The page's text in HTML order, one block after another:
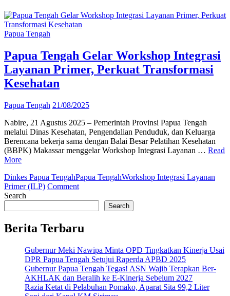
Papua Tengah
Papua Tengah Gelar Workshop Integrasi
Layanan Primer, Perkuat Transformasi
Kesehatan
Papua Tengah 21/08/2025
Nabire, 21 Agustus 2025 – Pemerintah Provinsi Papua Tengah
melalui Dinas Kesehatan, Pengendalian Penduduk, dan Keluarga
Berencana bekerja sama dengan Balai Besar Pelatihan Kesehatan
(BBPK) Makassar menggelar Workshop Integrasi Layanan … Read
More
Dinkes Papua TengahPapua TengahWorkshop Integrasi Layanan
Primer (ILP) Commenton
Gelar
Integrasi
Primer,
Perkuat
Transformasi
Kesehatan
Search
Search
Berita Terbaru
Gubernur Meki Nawipa Minta OPD Tingkatkan Kinerja Usai
DPR Papua Tengah Setujui Raperda APBD 2025
Gubernur Papua Tengah Tegas! ASN Wajib Terapkan Ber-
AKHLAK dan Beralih ke E-Kinerja Sebelum 2027
Razia Ketat di Pelabuhan Pomako, Aparat Sita 99,2 Liter